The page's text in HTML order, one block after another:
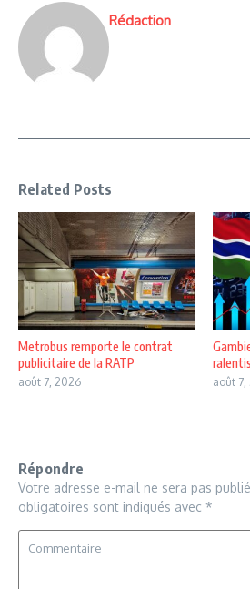
Rédaction
Related Posts
Metrobus remporte le contrat
publicitaire de la RATP
août 7, 2026 août
Répondre
Votre adresse e-mail ne sera pas
obligatoires sont indiqués avec *